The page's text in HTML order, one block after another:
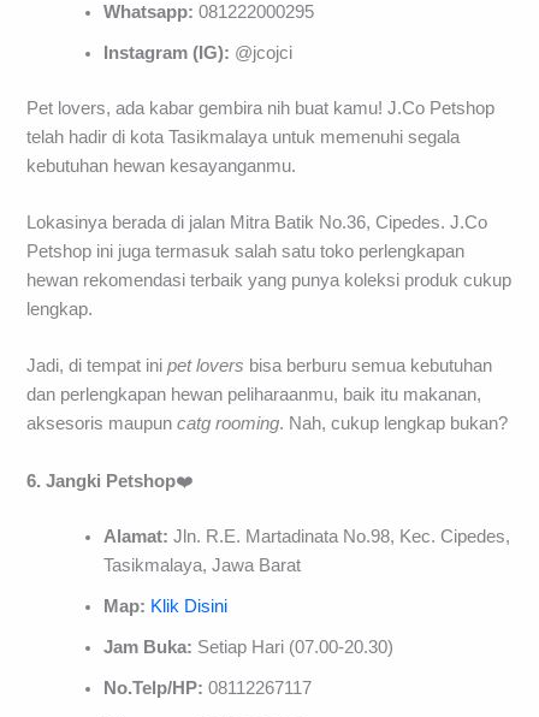
Whatsapp:081222000295
Instagram (IG): @jcojci
Pet lovers, ada kabar gembira nih buat kamu! J.Co Petshop
telah hadir di kota Tasikmalaya untuk memenuhi segala
kebutuhan hewan kesayanganmu.
Lokasinya berada di jalan Mitra Batik No.36, Cipedes. J.Co
Petshop ini juga termasuk salah satu toko perlengkapan
hewan rekomendasi terbaik yang punya koleksi produk cukup
lengkap.
Jadi, di tempat inipet lovers bisa berburu semua kebutuhan
dan perlengkapan hewan peliharaanmu, baik itu makanan,
aksesoris maupuncatg rooming. Nah, cukup lengkap bukan?
6. Jangki Petshop❤️
Alamat: Jln. R.E. Martadinata No.98, Kec. Cipedes,
Tasikmalaya, Jawa Barat
Map: Klik Disini
Jam Buka: Setiap Hari (07.00-20.30)
No.Telp/HP: 08112267117